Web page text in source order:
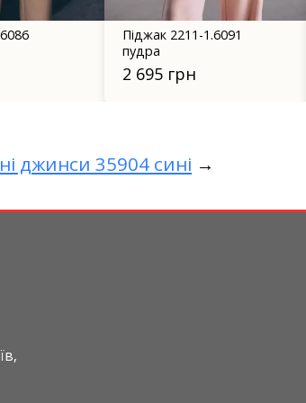
Шкіряна сорочка 7096
чорна
1 400 грн
джинси 35904 сині →